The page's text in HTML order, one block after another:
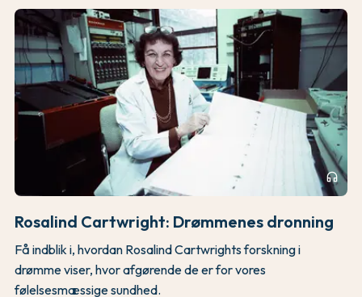
headphones
Rosalind Cartwright: Drømmenes dronning
Få indblik i, hvordan Rosalind Cartwrights forskning i
drømme viser, hvor afgørende de er for vores
følelsesmæssige sundhed.